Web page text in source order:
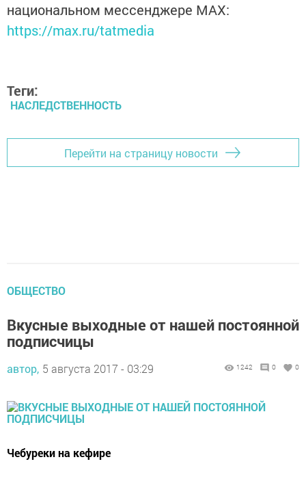
национальном мессенджере MАХ:
https://max.ru/tatmedia
Теги:
НАСЛЕДСТВЕННОСТЬ
Перейти на страницу новости
ОБЩЕСТВО
Вкусные выходные от нашей постоянной
подписчицы
автор, 5 августа 2017 - 03:29 1242 0 0
Чебуреки на кефире